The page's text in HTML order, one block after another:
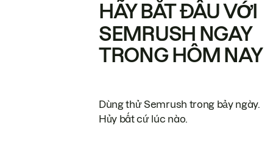
HÃY BẮT ĐẦU VỚI
SEMRUSH NGAY
TRONG HÔM NAY
Dùng thử Semrush trong bảy ngày.
Hủy bất cứ lúc nào.